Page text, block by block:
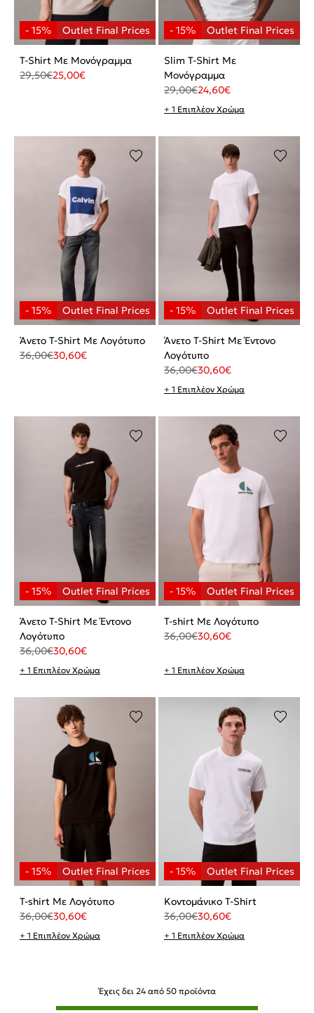
T-Shirt Με Μονόγραμμα
29,50€25,00€
Slim T-Shirt Με
Μονόγραμμα
29,00€24,60€
+ 1 Επιπλέον Χρώμα
Άνετο T-Shirt Με Λογότυπο
36,00€30,60€
Άνετο T-Shirt Με Έντονο
Λογότυπο
36,00€30,60€
+ 1 Επιπλέον Χρώμα
Άνετο T-Shirt Με Έντονο
Λογότυπο
36,00€30,60€
+ 1 Επιπλέον Χρώμα
T-shirt Με Λογότυπο
36,00€30,60€
+ 1 Επιπλέον Χρώμα
T-shirt Με Λογότυπο
36,00€30,60€
+ 1 Επιπλέον Χρώμα
Κοντομάνικο T-Shirt
36,00€30,60€
+ 1 Επιπλέον Χρώμα
Έχεις δει 24από 50προϊόντα